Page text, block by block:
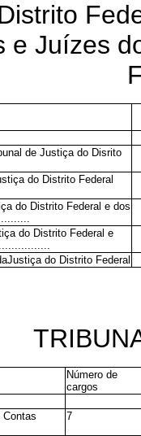
e Juízes
de Justiça do Disrito
do Distrito Federal
do Distrito Federal e dos
do Distrito Federal e
do Distrito Federal
Número de
cargos
Contas
7